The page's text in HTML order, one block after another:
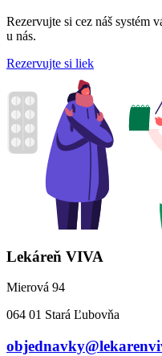
Rezervujte si cez náš systém
u nás.
Rezervujte si liek
Lekáreň VIVA
Mierová 94
064 01 Stará Ľubovňa